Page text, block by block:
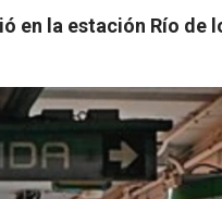
la estación Río de